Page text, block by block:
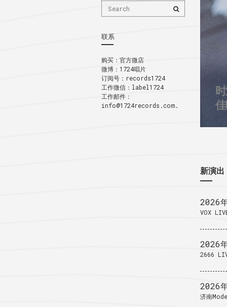
Search
for:
Search
联系
购买： 官方微店
微博： 1724唱片
订阅号：records1724
工作微信：label1724
工作邮件：
info@1724records.com.
新演出
2026
VOX
2026
2666
2026
济南